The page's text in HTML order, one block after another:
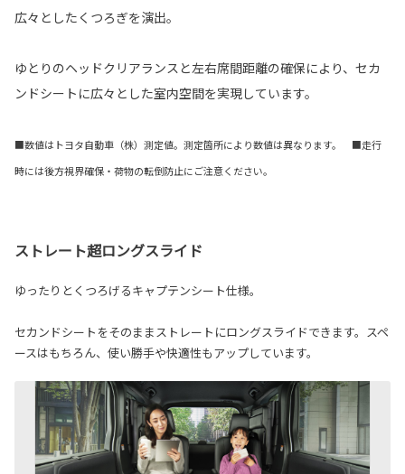
広々としたくつろぎを演出。
ゆとりのヘッドクリアランスと左右席間距離の確保により、セカ
ンドシートに広々とした室内空間を実現しています。
■数値はトヨタ自動車（株）測定値。測定箇所により数値は異なります。 ■走行
時には後方視界確保・荷物の転倒防止にご注意ください。
ストレート超ロングスライド
ゆったりとくつろげるキャプテンシート仕様。
セカンドシートをそのままストレートにロングスライドできます。スペ
ースはもちろん、使い勝手や快適性もアップしています。